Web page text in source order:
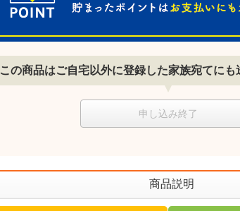
この商品はご自宅以外に登録した家族宛てに
申し込み終了
商品説明